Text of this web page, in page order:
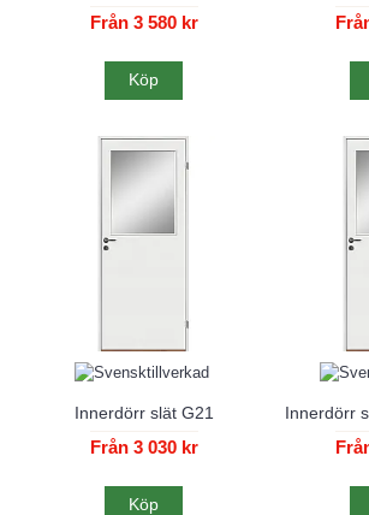
Från 3 580 kr
Köp
Innerdörr slät G21
Från 3 030 kr
Köp
Innerdörr